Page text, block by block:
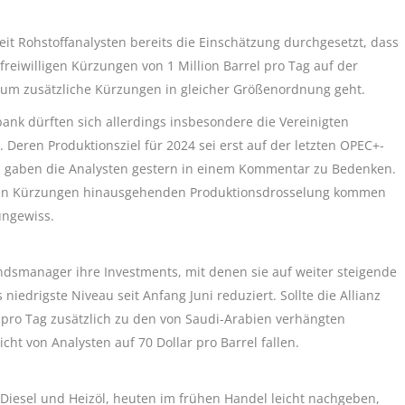
Rohstoffanalysten bereits die Einschätzung durchgesetzt, dass
Kürzungen von 1 Million Barrel pro Tag auf der
zusätzliche Kürzungen in gleicher Größenordnung geht.
dürften sich allerdings insbesondere die Vereinigten
Produktionsziel für 2024 sei erst auf der letzten OPEC+-
die Analysten gestern in einem Kommentar zu Bedenken.
Kürzungen hinausgehenden Produktionsdrosselung kommen
ihre Investments, mit denen sie auf weiter steigende
Niveau seit Anfang Juni reduziert. Sollte die Allianz
Tag zusätzlich zu den von Saudi-Arabien verhängten
von Analysten auf 70 Dollar pro Barrel fallen.
und Heizöl, heuten im frühen Handel leicht nachgeben,